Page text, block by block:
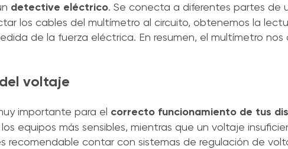
detective eléctrico. Se conecta a diferentes partes de
los cables del multímetro al circuito, obtenemos la
de la fuerza eléctrica. En resumen, el multímetro nos
voltaje
importante para el correcto funcionamiento de tus
equipos más sensibles, mientras que un voltaje
recomendable contar con sistemas de regulación de